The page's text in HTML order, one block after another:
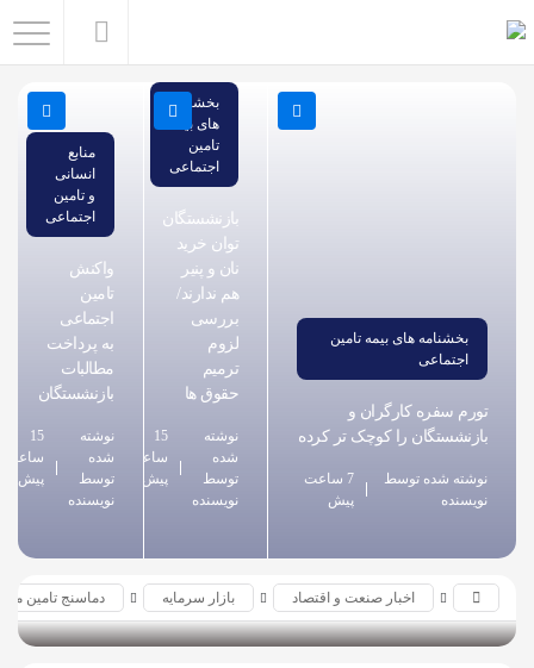
بخشنامه های بیمه تامین
اجتماعی
تورم سفره کارگران و
بازنشستگان را کوچک تر کرده
نوشته شده توسط
نویسنده
7 ساعت
پیش
بخشنامه
های بیمه
تامین
اجتماعی
بازنشستگان
توان خرید
نان و پنیر
هم ندارند/
بررسی
لزوم
ترمیم
حقوق ها
نوشته
شده
توسط
نویسنده
15
ساعت
پیش
منابع
انسانی
و تامین
اجتماعی
واکنش
تامین
اجتماعی
به پرداخت
مطالبات
بازنشستگان
نوشته
شده
توسط
نویسنده
15
ساعت
پیش
اخبار صنعت و اقتصاد بازار سرمایه دماسنج تامین مالی بازدید 24
صفحه
خود
بگذارید.